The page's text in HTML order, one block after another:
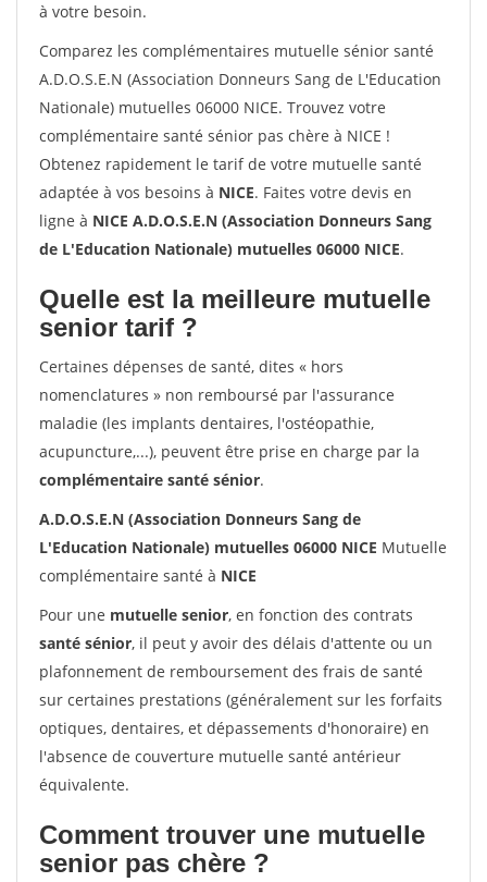
à votre besoin.
Comparez les complémentaires mutuelle sénior santé
A.D.O.S.E.N (Association Donneurs Sang de L'Education
Nationale) mutuelles 06000 NICE. Trouvez votre
complémentaire santé sénior pas chère à NICE !
Obtenez rapidement le tarif de votre mutuelle santé
adaptée à vos besoins à NICE. Faites votre devis en
ligne à NICE A.D.O.S.E.N (Association Donneurs Sang
de L'Education Nationale) mutuelles 06000 NICE.
Quelle est la meilleure mutuelle
senior tarif ?
Certaines dépenses de santé, dites « hors
nomenclatures » non remboursé par l'assurance
maladie (les implants dentaires, l'ostéopathie,
acupuncture,...), peuvent être prise en charge par la
complémentaire santé sénior.
A.D.O.S.E.N (Association Donneurs Sang de
L'Education Nationale) mutuelles 06000 NICE Mutuelle
complémentaire santé à NICE
Pour une mutuelle senior, en fonction des contrats
santé sénior, il peut y avoir des délais d'attente ou un
plafonnement de remboursement des frais de santé
sur certaines prestations (généralement sur les forfaits
optiques, dentaires, et dépassements d'honoraire) en
l'absence de couverture mutuelle santé antérieur
équivalente.
Comment trouver une mutuelle
senior pas chère ?